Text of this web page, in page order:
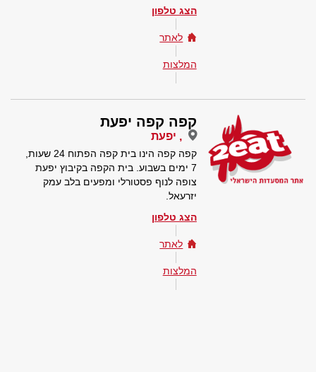
הצג טלפון
לאתר
המלצות
קפה קפה יפעת
, יפעת
קפה קפה הינו בית קפה הפתוח 24 שעות,
7 ימים בשבוע. בית הקפה בקיבוץ יפעת
צופה לנוף פסטורלי ומפעים בלב עמק
יזרעאל.
הצג טלפון
לאתר
המלצות